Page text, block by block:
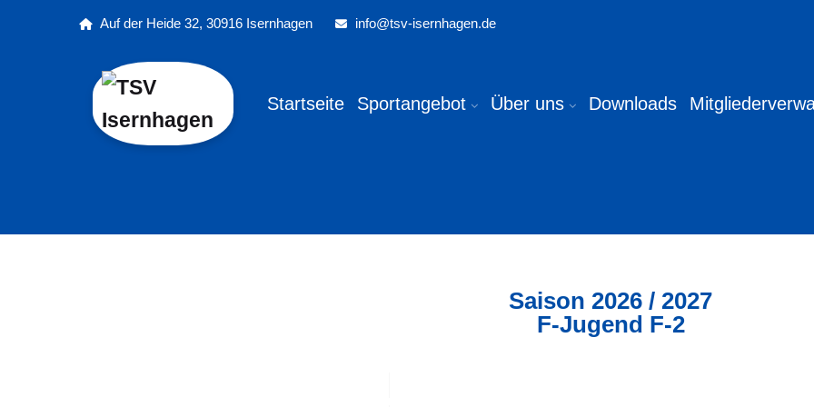
Auf der Heide 32, 30916 Isernhagen info@tsv-isernhagen.de
Startseite Sportangebot Über uns Downloads
Saison 2026 / 2027
F-Jugend F-2